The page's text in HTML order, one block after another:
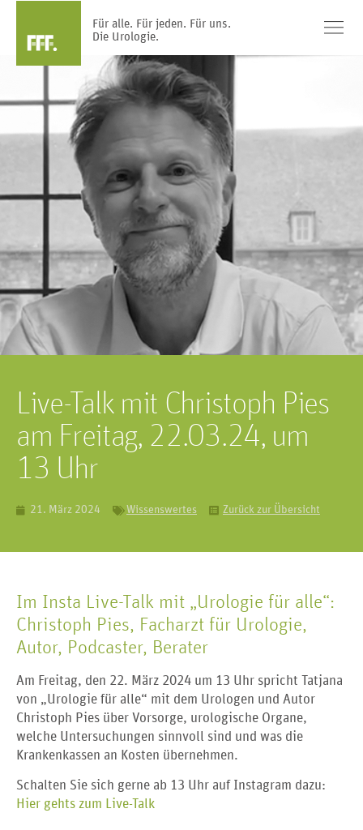
Für alle. Für jeden. Für uns.
Die Urologie.
Live-Talk mit Christoph Pies
am Freitag, 22.03.24, um
13 Uhr
21. März 2024 Wissenswertes Zurück zur Übersicht
Im Insta Live-Talk mit „Urologie für alle“:
Christoph Pies, Facharzt für Urologie,
Autor, Podcaster, Berater
Am Freitag, den 22. März 2024 um 13 Uhr spricht Tatjana
von „Urologie für alle“ mit dem Urologen und Autor
Christoph Pies über Vorsorge, urologische Organe,
welche Untersuchungen sinnvoll sind und was die
Krankenkassen an Kosten übernehmen.
Schalten Sie sich gerne ab 13 Uhr auf Instagram dazu:
Hier gehts zum Live-Talk